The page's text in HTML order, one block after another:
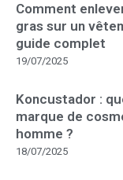
Comment
gras sur un
guide complet
19/07/2025
Koncustador :
marque de
homme ?
18/07/2025